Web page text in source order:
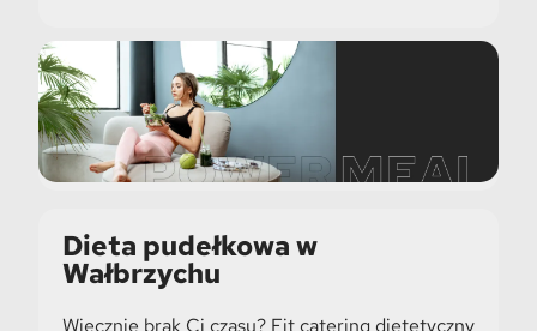
Dieta pudełkowa w
Wałbrzychu
Wiecznie brak Ci czasu? Fit catering dietetyczny